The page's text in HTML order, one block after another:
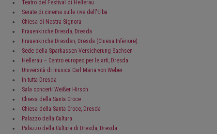
Teatro del Festival di Hellerau
Serate di cinema sulle rive dell'Elba
Chiesa di Nostra Signora
Frauenkirche Dresda, Dresda
Frauenkirche Dresden, Dresda (Chiesa Inferiore)
Sede della Sparkassen-Versicherung Sachsen
Hellerau – Centro europeo per le arti, Dresda
Università di musica Carl Maria von Weber
In tutta Dresda
Sala concerti Weißer Hirsch
Chiesa della Santa Croce
Chiesa della Santa Croce, Dresda
Palazzo della Cultura
Palazzo della Cultura di Dresda, Dresda